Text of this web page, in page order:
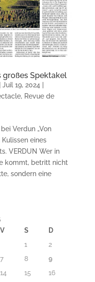
großes Spektakel
Juil 19, 2024
, Revue de
Verdun „Von
eines
VERDUN Wer in
kommt, betritt nicht
sondern eine
V S
D
1
2
7 8
9
14 15 16